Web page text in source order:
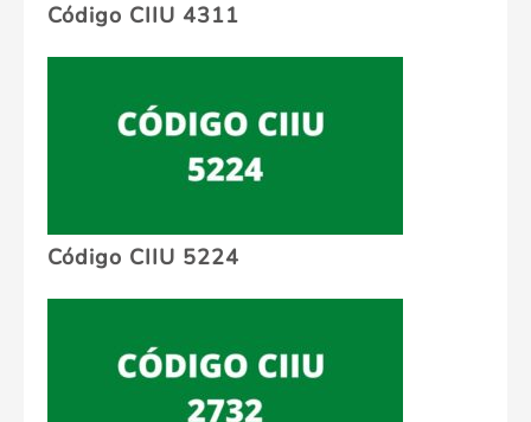
Código CIIU 4311
Código CIIU 5224